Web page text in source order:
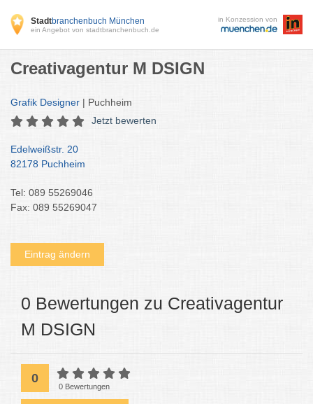
Stadtbranchenbuch München
ein Angebot von stadtbranchenbuch.de
in Konzession von
Creativagentur M DSIGN
Grafik Designer | Puchheim
Jetzt bewerten
Edelweißstr. 20
82178 Puchheim
Tel: 089 55269046
Fax: 089 55269047
Eintrag ändern
0 Bewertungen zu Creativagentur
M DSIGN
0
0 Bewertungen